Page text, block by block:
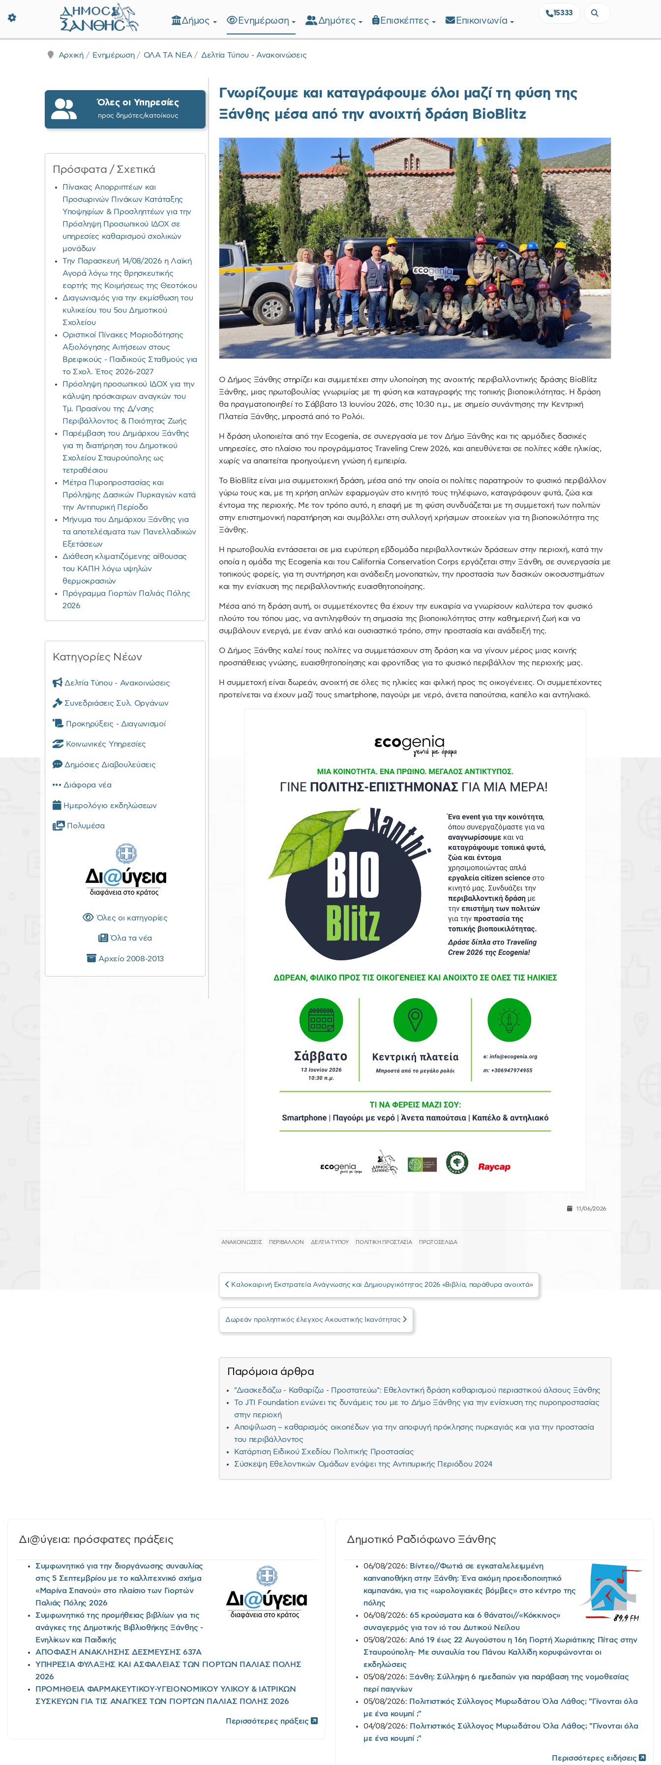
Δήμος Ξάνθης - Επίσημη Ιστοσελίδα
15333
Δήμος Ενημέρωση Δημότες Επισκέπτες Επικοινωνία
Αρχική Ενημέρωση ΟΛΑ ΤΑ ΝΕΑ Δελτία Τύπου - Ανακοινώσεις
Γνωρίζουμε και καταγράφουμε όλοι μαζί τη φύση της
Ξάνθης μέσα από την ανοιχτή δράση BioBlitz
Ο Δήμος Ξάνθης στηρίζει και συμμετέχει στην υλοποίηση της ανοιχτής περιβαλλοντικής δράσης BioBlitz
Ξάνθης, μιας πρωτοβουλίας γνωριμίας με τη φύση και καταγραφής της τοπικής βιοποικιλότητας. Η δράση
θα πραγματοποιηθεί το Σάββατο 13 Ιουνίου 2026, στις 10:30 π.μ., με σημείο συνάντησης την Κεντρική
Πλατεία Ξάνθης, μπροστά από το Ρολόι.
Η δράση υλοποιείται από την Ecogenia, σε συνεργασία με τον Δήμο Ξάνθης και τις αρμόδιες δασικές
υπηρεσίες, στο πλαίσιο του προγράμματος Traveling Crew 2026, και απευθύνεται σε πολίτες κάθε ηλικίας,
χωρίς να απαιτείται προηγούμενη γνώση ή εμπειρία.
Το BioBlitz είναι μια συμμετοχική δράση, μέσα από την οποία οι πολίτες παρατηρούν το φυσικό περιβάλλον
γύρω τους και, με τη χρήση απλών εφαρμογών στο κινητό τους τηλέφωνο, καταγράφουν φυτά, ζώα και
έντομα της περιοχής. Με τον τρόπο αυτό, η επαφή με τη φύση συνδυάζεται με τη συμμετοχή των πολιτών
στην επιστημονική παρατήρηση και συμβάλλει στη συλλογή χρήσιμων στοιχείων για τη βιοποικιλότητα της
Ξάνθης.
Η πρωτοβουλία εντάσσεται σε μια ευρύτερη εβδομάδα περιβαλλοντικών δράσεων στην περιοχή, κατά την
οποία η ομάδα της Ecogenia και του California Conservation Corps εργάζεται στην Ξάνθη, σε συνεργασία με
τοπικούς φορείς, για τη συντήρηση και ανάδειξη μονοπατιών, την προστασία των δασικών οικοσυστημάτων
και την ενίσχυση της περιβαλλοντικής ευαισθητοποίησης.
Μέσα από τη δράση αυτή, οι συμμετέχοντες θα έχουν την ευκαιρία να γνωρίσουν καλύτερα τον φυσικό
πλούτο του τόπου μας, να αντιληφθούν τη σημασία της βιοποικιλότητας στην καθημερινή ζωή και να
συμβάλουν ενεργά, με έναν απλό και ουσιαστικό τρόπο, στην προστασία και ανάδειξή της.
Ο Δήμος Ξάνθης καλεί τους πολίτες να συμμετάσχουν στη δράση και να γίνουν μέρος μιας κοινής
προσπάθειας γνώσης, ευαισθητοποίησης και φροντίδας για το φυσικό περιβάλλον της περιοχής μας.
Η συμμετοχή είναι δωρεάν, ανοιχτή σε όλες τις ηλικίες και φιλική προς τις οικογένειες. Οι συμμετέχοντες
προτείνεται να έχουν μαζί τους smartphone, παγούρι με νερό, άνετα παπούτσια, καπέλο και αντηλιακό.
11/06/2026
ΑΝΑΚΟΙΝΩΣΕΙΣ ΠΕΡΙΒΑΛΛΟΝ ΔΕΛΤΙΑ ΤΥΠΟΥ ΠΟΛΙΤΙΚΗ ΠΡΟΣΤΑΣΙΑ ΠΡΩΤΟΣΕΛΙΔΑ
Καλοκαιρινή Εκστρατεία Ανάγνωσης και Δημιουργικότητας 2026 «Βιβλία, παράθυρα ανοιχτά»
Δωρεάν προληπτικός έλεγχος Ακουστικής Ικανότητας
Παρόμοια άρθρα
"Διασκεδάζω - Καθαρίζω - Προστατεύω": Εθελοντική δράση καθαρισμού περιαστικού άλσους Ξάνθης
Το JΤI Foundation ενώνει τις δυνάμεις του με το Δήμο Ξάνθης για την ενίσχυση της πυροπροστασίας
στην περιοχή
Αποψίλωση – καθαρισμός οικοπέδων για την αποφυγή πρόκλησης πυρκαγιάς και για την προστασία
του περιβάλλοντος
Κατάρτιση Ειδικού Σχεδίου Πολιτικής Προστασίας
Σύσκεψη Εθελοντικών Ομάδων ενόψει της Αντιπυρικής Περιόδου 2024
Όλες οι Υπηρεσίες
προς δημότες/κατοίκους
Πρόσφατα / Σχετικά
Πίνακας Απορριπτέων και
Προσωρινών Πινάκων Κατάταξης
Υποψηφίων & Προσληπτέων για την
Πρόσληψη Προσωπικού ΙΔΟΧ σε
υπηρεσίες καθαρισμού σχολικών
μονάδων
Την Παρασκευή 14/08/2026 η Λαϊκή
Αγορά λόγω της θρησκευτικής
εορτής της Κοιμήσεως της Θεοτόκου
Διαγωνισμός για την εκμίσθωση του
κυλικείου του 5ου Δημοτικού
Σχολείου
Οριστικοί Πίνακες Μοριοδότησης
Αξιολόγησης Αιτήσεων στους
Βρεφικούς - Παιδικούς Σταθμούς για
το Σχολ. Έτος 2026-2027
Πρόσληψη προσωπικού ΙΔΟΧ για την
κάλυψη πρόσκαιρων αναγκών του
Τμ. Πρασίνου της Δ/νσης
Περιβάλλοντος & Ποιότητας Ζωής
Παρέμβαση του Δημάρχου Ξάνθης
για τη διατήρηση του Δημοτικού
Σχολείου Σταυρούπολης ως
τετραθέσιου
Μέτρα Πυροπροστασίας και
Πρόληψης Δασικών Πυρκαγιών κατά
την Αντιπυρική Περίοδο
Μήνυμα του Δημάρχου Ξάνθης για
τα αποτελέσματα των Πανελλαδικών
Εξετάσεων
Διάθεση κλιματιζόμενης αίθουσας
του ΚΑΠΗ λόγω υψηλών
θερμοκρασιών
Πρόγραμμα Γιορτών Παλιάς Πόλης
2026
Κατηγορίες Νέων
Δελτία Τύπου - Ανακοινώσεις
Συνεδριάσεις Συλ. Οργάνων
Προκηρύξεις - Διαγωνισμοί
Κοινωνικές Υπηρεσίες
Δημόσιες Διαβουλεύσεις
Διάφορα νέα
Ημερολόγιο εκδηλώσεων
Πολυμέσα
Όλες οι κατηγορίες
Όλα τα νέα
Αρχείο 2008-2013
Δι@ύγεια: πρόσφατες πράξεις
Συμφωνητικό για την διοργάνωσης συναυλίας
στις 5 Σεπτεμβρίου με το καλλιτεχνικό σχήμα
«Μαρίνα Σπανού» στο πλαίσιο των Γιορτών
Παλιάς Πόλης 2026
Συμφωνητικό της προμήθειας βιβλίων για τις
ανάγκες της Δημοτικής Βιβλιοθήκης Ξάνθης -
Ενηλίκων και Παιδικής
ΑΠΟΦΑΣΗ ΑΝΑΚΛΗΣΗΣ ΔΕΣΜΕΥΣΗΣ 637Α
ΥΠΗΡΕΣΙΑ ΦΥΛΑΞΗΣ ΚΑΙ ΑΣΦΑΛΕΙΑΣ ΤΩΝ ΓΙΟΡΤΩΝ ΠΑΛΙΑΣ ΠΟΛΗΣ
2026
ΠΡΟΜΗΘΕΙΑ ΦΑΡΜΑΚΕΥΤΙΚΟΥ-ΥΓΕΙΟΝΟΜΙΚΟΥ ΥΛΙΚΟΥ & ΙΑΤΡΙΚΩΝ
ΣΥΣΚΕΥΩΝ ΓΙΑ ΤΙΣ ΑΝΑΓΚΕΣ ΤΩΝ ΓΙΟΡΤΩΝ ΠΑΛΙΑΣ ΠΟΛΗΣ 2026
Περισσότερες πράξεις
Δημοτικό Ραδιόφωνο Ξάνθης
06/08/2026: Βίντεο//Φωτιά σε εγκαταλελειμμένη
καπναποθήκη στην Ξάνθη: Ένα ακόμη προειδοποιητικό
καμπανάκι, για τις «ωρολογιακές βόμβες» στο κέντρο της
πόλης
06/08/2026:65 κρούσματα και 6 θάνατοι//«Κόκκινος»
συναγερμός για τον ιό του Δυτικού Νείλου
05/08/2026: Από 19 έως 22 Αυγούστου η 16η Γιορτή Χωριάτικης Πίτας στην
Σταυρούπολη- Με συναυλία του Πάνου Καλλίδη κορυφώνονται οι
εκδηλώσεις
05/08/2026: Ξάνθη: Σύλληψη 6 ημεδαπών για παράβαση της νομοθεσίας
περί παιγνίων
05/08/2026: Πολιτιστικός Σύλλογος Μυρωδάτου Όλα Λάθος; "Γίνονται όλα
με ένα κουμπί ;"
04/08/2026: Πολιτιστικός Σύλλογος Μυρωδάτου Όλα Λάθος; "Γίνονται όλα
με ένα κουμπί ;"
Περισσότερες ειδήσεις